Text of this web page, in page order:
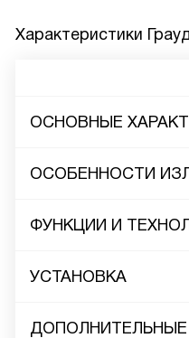
Характеристики
ОСНОВНЫЕ
ОСОБЕННОСТИ
ФУНКЦИИ И
УСТАНОВКА
ДОПОЛНИТЕЛЬНЫЕ